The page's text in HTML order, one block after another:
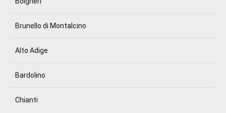
Brunello di Montalcino
Alto Adige
Bardolino
Chianti